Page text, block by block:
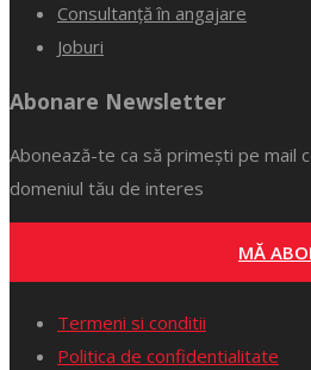
Consultanță în angajare
Joburi
Abonare Newsletter
Abonează-te ca să primești pe mail
domeniul tău de interes
MĂ
Termeni si conditii
Politica de confidentialitate